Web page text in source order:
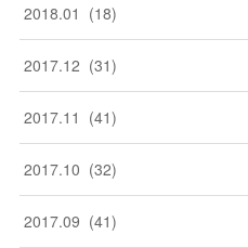
2018.01 (18)
2017.12 (31)
2017.11 (41)
2017.10 (32)
2017.09 (41)